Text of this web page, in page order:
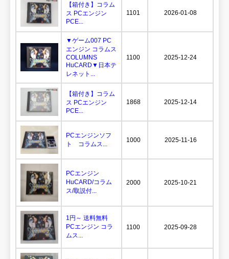
【箱付き】コラム
ス PCエンジン
PCE...
1101 2026-01-08
▼ゲーム007 PC
エンジン コラムス
COLUMNS
HuCARD▼日本テ
レネット...
1100 2025-12-24
【箱付き】コラム
ス PCエンジン
PCE...
1868 2025-12-14
PCエンジンソフ
ト コラムス...
1000 2025-11-16
PCエンジン
HuCARD/コラム
ス/取説付...
2000 2025-10-21
1円～ 送料無料
PCエンジン コラ
ムス...
1100 2025-09-28